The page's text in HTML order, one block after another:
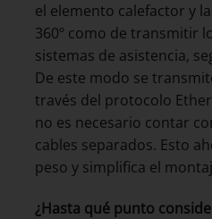
el elemento calefactor y
360º como de transmitir
sistemas de asistencia,
De este modo se
través del protocolo
no es necesario contar
cables separados. Esto
peso y simplifica el
¿Hasta qué punto